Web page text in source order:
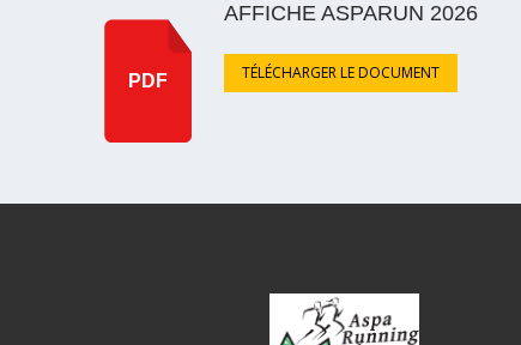
PDF
AFFICHE ASPARUN 2026
TÉLÉCHARGER LE DOCUMENT